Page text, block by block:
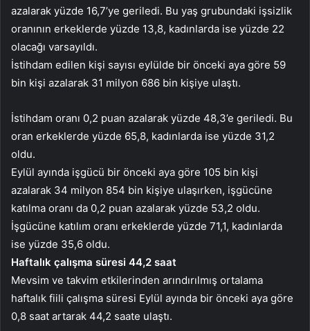
azalarak yüzde 16,7’ye geriledi. Bu yaş grubundaki işsizlik
oranının erkeklerde yüzde 13,8, kadınlarda ise yüzde 22
olacağı varsayıldı.
İstihdam edilen kişi sayısı eylülde bir önceki aya göre 59
bin kişi azalarak 31 milyon 686 bin kişiye ulaştı.
İstihdam oranı 0,2 puan azalarak yüzde 48,3’e geriledi. Bu
oran erkeklerde yüzde 65,8, kadınlarda ise yüzde 31,2
oldu.
Eylül ayında işgücü bir önceki aya göre 105 bin kişi
azalarak 34 milyon 854 bin kişiye ulaşırken, işgücüne
katılma oranı da 0,2 puan azalarak yüzde 53,2 oldu.
İşgücüne katılım oranı erkeklerde yüzde 71,1, kadınlarda
ise yüzde 35,6 oldu.
Haftalık çalışma süresi 44,2 saat
Mevsim ve takvim etkilerinden arındırılmış ortalama
haftalık fiili çalışma süresi Eylül ayında bir önceki aya göre
0,8 saat artarak 44,2 saate ulaştı.